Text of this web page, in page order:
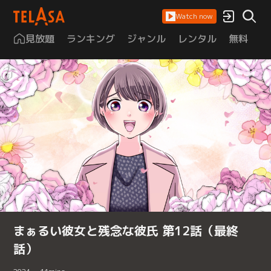
Watch now
見放題 ランキング ジャンル レンタル 無料
まぁるい彼女と残念な彼氏 第12話（最終
話）